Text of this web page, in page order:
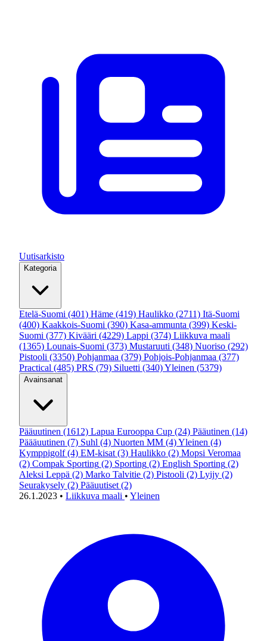
Uutisarkisto
Kategoria
Etelä-Suomi (401) Häme (419) Haulikko (2711) Itä-Suomi
(400) Kaakkois-Suomi (390) Kasa-ammunta (399) Keski-
Suomi (377) Kivääri (4229) Lappi (374) Liikkuva maali
(1365) Lounais-Suomi (373) Mustaruuti (348) Nuoriso (292)
Pistooli (3350) Pohjanmaa (379) Pohjois-Pohjanmaa (377)
Practical (485) PRS (79) Siluetti (340)Yleinen (5379)
Avainsanat
Pääuutinen (1612) Lapua Eurooppa Cup (24) Pääutinen (14)
Päääuutinen (7) Suhl (4) Nuorten MM (4)Yleinen (4)
Kymppigolf (4) EM-kisat (3) Haulikko (2) Mopsi Veromaa
(2) Compak Sporting (2) Sporting (2) English Sporting (2)
Aleksi Leppä (2) Marko Talvitie (2) Pistooli (2) Lyijy (2)
Seurakysely (2) Pääuutiset (2)
26.1.2023 • Liikkuva maali • Yleinen